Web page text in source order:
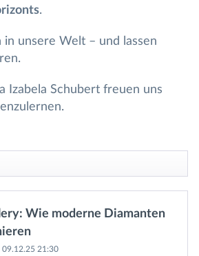
.
in unsere Welt – und lassen
Izabela Schubert freuen uns
Wie moderne Diamanten
09.12.25 21:30